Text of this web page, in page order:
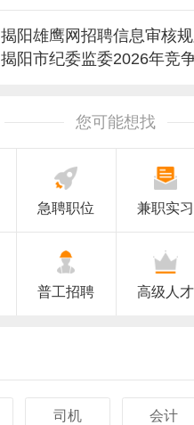
揭阳雄鹰网招聘信息审核规
您可能想找
急聘职位 兼职实习
普工招聘 高级人才
司机 会计